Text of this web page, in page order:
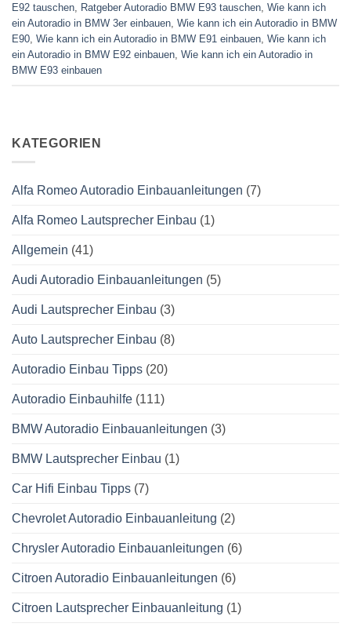
E92 tauschen
Ratgeber Autoradio BMW E93 tauschen Wie kann ich
ein Autoradio in BMW 3er einbauen Wie kann ich ein Autoradio in BMW
E90 Wie kann ich ein Autoradio in BMW E91 einbauen Wie kann ich
ein Autoradio in BMW E92 einbauen Wie kann ich ein Autoradio in
BMW E93 einbauen
KATEGORIEN
Alfa Romeo Autoradio Einbauanleitungen (7)
Alfa Romeo Lautsprecher Einbau (1)
Allgemein (41)
Audi Autoradio Einbauanleitungen (5)
Audi Lautsprecher Einbau (3)
Auto Lautsprecher Einbau (8)
Autoradio Einbau Tipps (20)
Autoradio Einbauhilfe (111)
BMW Autoradio Einbauanleitungen (3)
BMW Lautsprecher Einbau (1)
Car Hifi Einbau Tipps (7)
Chevrolet Autoradio Einbauanleitung (2)
Chrysler Autoradio Einbauanleitungen (6)
Citroen Autoradio Einbauanleitungen (6)
Citroen Lautsprecher Einbauanleitung (1)